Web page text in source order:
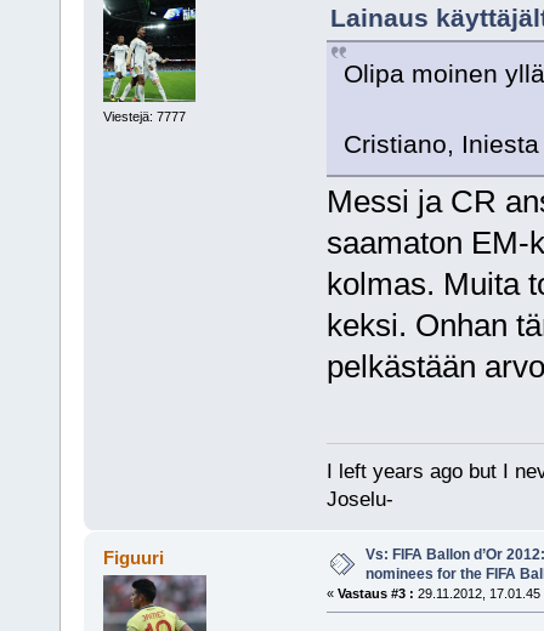
Viestejä: 7777
Lainaus
Olipa moinen
Cristiano,
Messi ja CR
saamaton EM-
kolmas. Muita
keksi. Onhan
pelkästään
I left years ago but I
Joselu-
Figuuri
Vs: FIFA Ballon d’Or
nominees for the FIFA
« Vastaus #3 : 29.11.2012, 17.01.45